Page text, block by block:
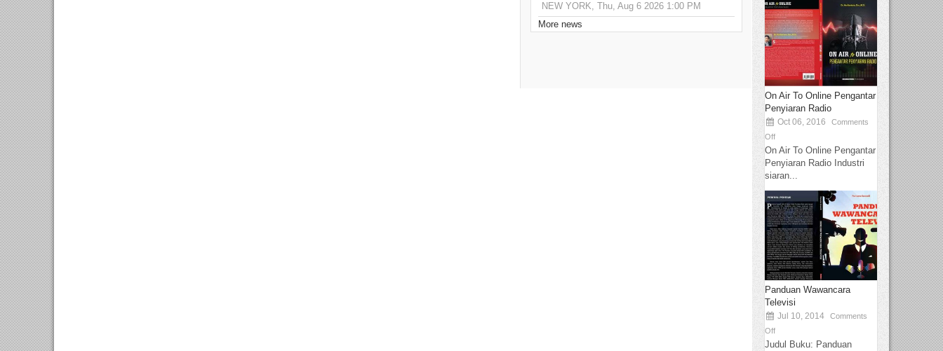
NEW YORK, Thu, Aug 6 2026 1:00 PM
More news
On Air To Online Pengantar
Penyiaran Radio
Oct 06, 2016
Comments
Off
On Air To Online Pengantar
Penyiaran Radio Industri
siaran...
Panduan Wawancara
Televisi
Jul 10, 2014
Comments
Off
Judul Buku: Panduan